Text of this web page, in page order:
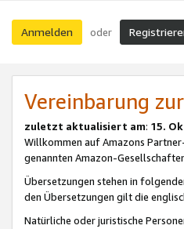
Anmelden oder
Vereinbarung
zuletzt aktualisiert am: 15.
Willkommen auf Amazons
genannten Amazon-
Übersetzungen stehen in
den Übersetzungen gilt die
Natürliche oder juristische